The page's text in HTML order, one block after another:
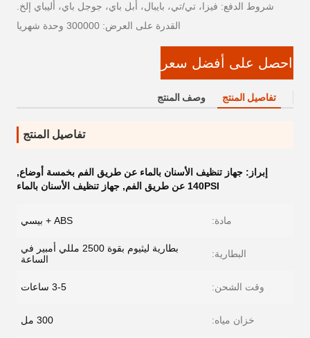
شروط الدفع: فيزا، تي/تي، بايبال، أبل باي، جوجل باي، أليباي إلخ.
القدرة على العرض: 300000 وحدة شهريا
احصل على أفضل سعر
تفاصيل المنتج وصف المنتج
تفاصيل المنتج
إبراز: جهاز تنظيف الأسنان بالماء عن طريق الفم بخمسة أوضاع,
140PSI عن طريق الفم
, جهاز تنظيف الأسنان بالماء
مادة: ABS + بيسي
البطارية:
بطارية ليثيوم بقوة 2500 مللي أمبير في
الساعة
وقت الشحن: 3-5 ساعات
خزان مياه: 300 مل